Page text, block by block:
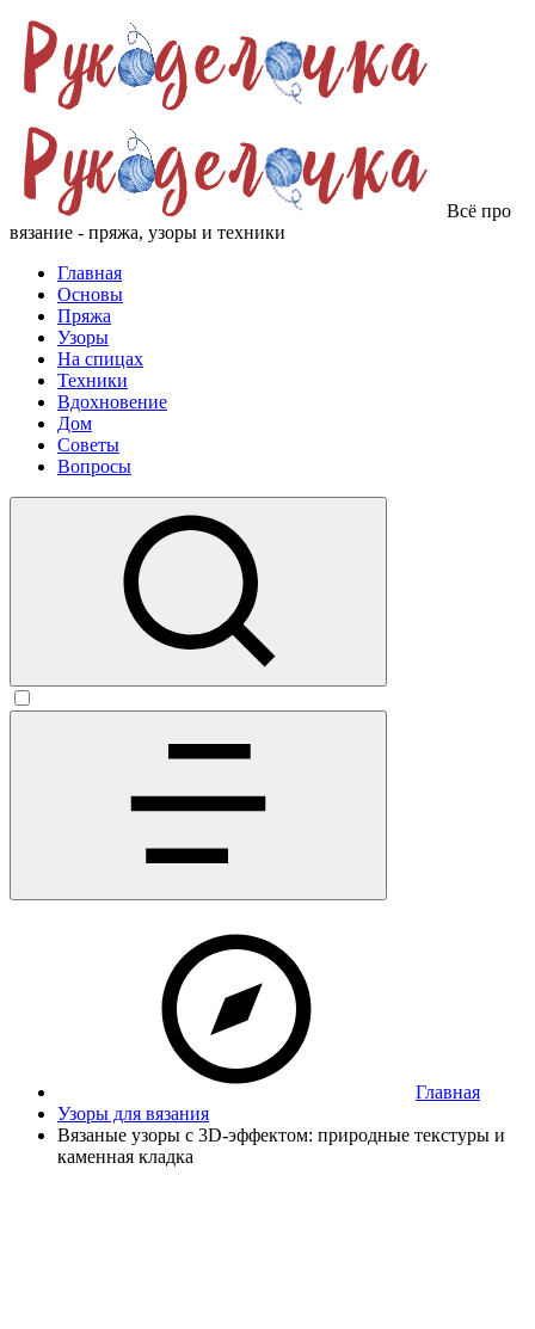
Всё про
вязание - пряжа, узоры и техники
Главная
Основы
Пряжа
Узоры
На спицах
Техники
Вдохновение
Дом
Советы
Вопросы
Главная
Узоры для вязания
Вязаные узоры с 3D-эффектом: природные текстуры и
каменная кладка